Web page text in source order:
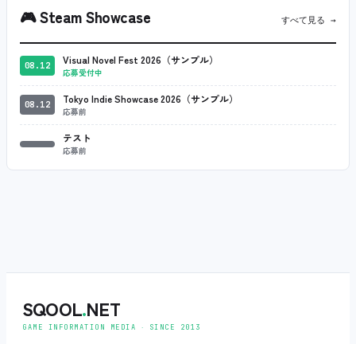
🎮Steam Showcase すべて見る →
08.12 Visual Novel Fest 2026（サンプル）
応募受付中
08.12 Tokyo Indie Showcase 2026（サンプル）
応募前
テスト
応募前
SQOOL.NET
GAME INFORMATION MEDIA ‧ SINCE 2013